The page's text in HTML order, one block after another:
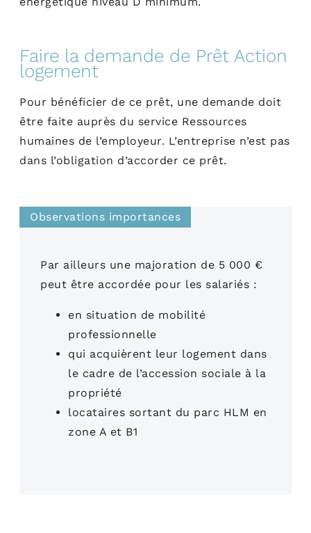
Faire la demande de Prêt Action
logement
Pour bénéficier de ce prêt, une demande doit
être faite auprès du service Ressources
humaines de l’employeur. L’entreprise n’est pas
dans l’obligation d’accorder ce prêt.
Observations importances
Par ailleurs une majoration de 5 000 €
peut être accordée pour les salariés :
en situation de mobilité
professionnelle
qui acquièrent leur logement dans
le cadre de l’accession sociale à la
propriété
locataires sortant du parc HLM en
zone A et B1